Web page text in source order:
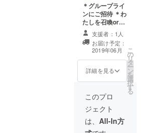
＊グループライ
ンにご招待 ＊わ
たしを召喚orイ
ベントを一緒に
企画する権利！
全国各地どこで
も実費で行きま
す！ 旅の話や、
美容師の話、他
て大人の修学旅
行、ブース出店
などなど楽しい
時間を一緒に作
りましょう！ ６
支援者：1人
お届け予定：
2019年06月
詳細を見る
こ
の
リ
タ
ー
ン
を
選
択
す
る
このプロ
ジェクト
は、 All-In方